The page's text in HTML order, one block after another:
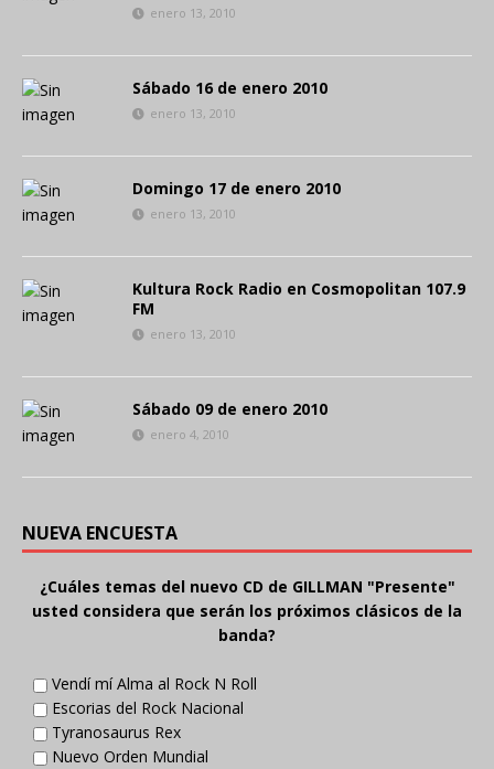
enero 13, 2010
Sábado 16 de enero 2010
enero 13, 2010
Domingo 17 de enero 2010
enero 13, 2010
Kultura Rock Radio en Cosmopolitan 107.9
FM
enero 13, 2010
Sábado 09 de enero 2010
enero 4, 2010
NUEVA ENCUESTA
¿Cuáles temas del nuevo CD de GILLMAN "Presente"
usted considera que serán los próximos clásicos de la
banda?
Vendí mí Alma al Rock N Roll
Escorias del Rock Nacional
Tyranosaurus Rex
Nuevo Orden Mundial